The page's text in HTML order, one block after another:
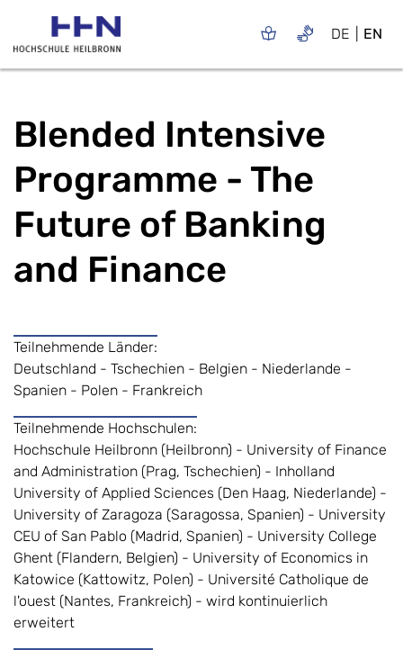
DE EN
Blended Intensive
Programme - The
Future of Banking
and Finance
Teilnehmende Länder:
Deutschland - Tschechien - Belgien - Niederlande -
Spanien - Polen - Frankreich
Teilnehmende Hochschulen:
Hochschule Heilbronn (Heilbronn) - University of Finance
and Administration (Prag, Tschechien) - Inholland
University of Applied Sciences (Den Haag, Niederlande) -
University of Zaragoza (Saragossa, Spanien) - University
CEU of San Pablo (Madrid, Spanien) - University College
Ghent (Flandern, Belgien) - University of Economics in
Katowice (Kattowitz, Polen) - Université Catholique de
l'ouest (Nantes, Frankreich) - wird kontinuierlich
erweitert